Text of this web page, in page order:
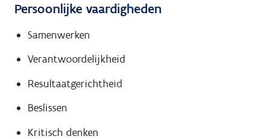
Persoonlijke vaardigheden
Samenwerken
Verantwoordelijkheid
Resultaatgerichtheid
Beslissen
Kritisch denken